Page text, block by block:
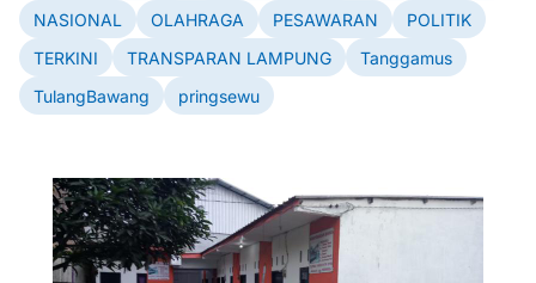
NASIONAL
OLAHRAGA PESAWARAN
POLITIK
TERKINI
TRANSPARAN LAMPUNG
Tanggamus
TulangBawang
pringsewu